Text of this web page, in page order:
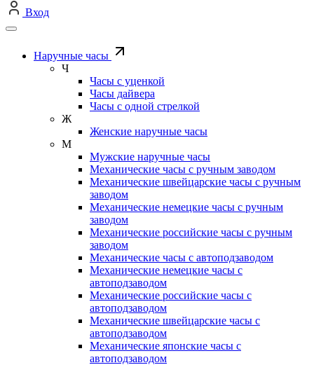
Вход
Наручные часы
Ч
Часы с уценкой
Часы дайвера
Часы с одной стрелкой
Ж
Женские наручные часы
М
Мужские наручные часы
Механические часы с ручным заводом
Механические швейцарские часы с ручным
заводом
Механические немецкие часы с ручным
заводом
Механические российские часы с ручным
заводом
Механические часы с автоподзаводом
Механические немецкие часы с
автоподзаводом
Механические российские часы с
автоподзаводом
Механические швейцарские часы с
автоподзаводом
Механические японские часы с
автоподзаводом